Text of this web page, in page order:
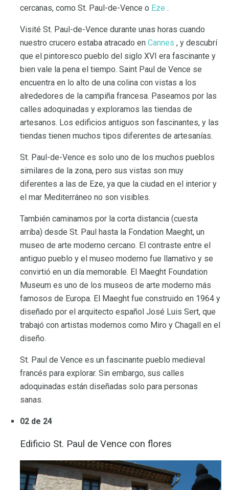
cercanas, como St. Paul-de-Vence o Eze .
Visité St. Paul-de-Vence durante unas horas cuando
nuestro crucero estaba atracado en Cannes , y descubrí
que el pintoresco pueblo del siglo XVI era fascinante y
bien vale la pena el tiempo. Saint Paul de Vence se
encuentra en lo alto de una colina con vistas a los
alrededores de la campiña francesa. Paseamos por las
calles adoquinadas y exploramos las tiendas de
artesanos. Los edificios antiguos son fascinantes, y las
tiendas tienen muchos tipos diferentes de artesanías.
St. Paul-de-Vence es solo uno de los muchos pueblos
similares de la zona, pero sus vistas son muy
diferentes a las de Eze, ya que la ciudad en el interior y
el mar Mediterráneo no son visibles.
También caminamos por la corta distancia (cuesta
arriba) desde St. Paul hasta la Fondation Maeght, un
museo de arte moderno cercano. El contraste entre el
antiguo pueblo y el museo moderno fue llamativo y se
convirtió en un día memorable. El Maeght Foundation
Museum es uno de los museos de arte moderno más
famosos de Europa. El Maeght fue construido en 1964 y
diseñado por el arquitecto español José Luis Sert, que
trabajó con artistas modernos como Miro y Chagall en el
diseño.
St. Paul de Vence es un fascinante pueblo medieval
francés para explorar. Sin embargo, sus calles
adoquinadas están diseñadas solo para personas
sanas.
02 de 24
Edificio St. Paul de Vence con flores